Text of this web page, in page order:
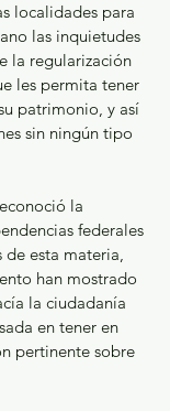
localidades para
las inquietudes
la regularización
les permita tener
patrimonio, y así
sin ningún tipo
la
federales
de esta materia,
han mostrado
la ciudadanía
en tener en
pertinente sobre